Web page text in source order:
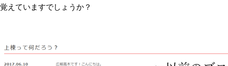
覚えていますでしょうか？